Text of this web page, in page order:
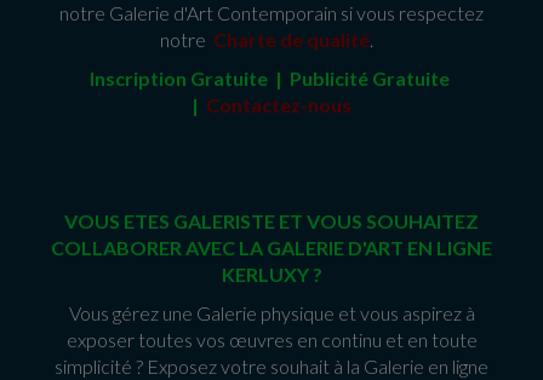
notre Galerie d'Art Contemporain si vous respectez
notre Charte de qualité.
Inscription Gratuite | Publicité Gratuite
| Contactez-nous
VOUS ETES GALERISTE ET VOUS SOUHAITEZ
COLLABORER AVEC LA GALERIE D'ART EN LIGNE
KERLUXY ?
Vous gérez une Galerie physique et vous aspirez à
exposer toutes vos œuvres en continu et en toute
simplicité ? Exposez votre souhait à la Galerie en ligne